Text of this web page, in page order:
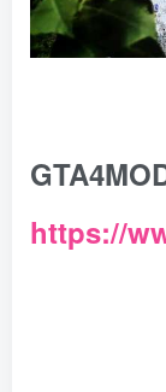
https://